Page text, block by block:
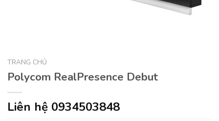
TRANG CHỦ
Polycom RealPresence Debut
Liên hệ 0934503848